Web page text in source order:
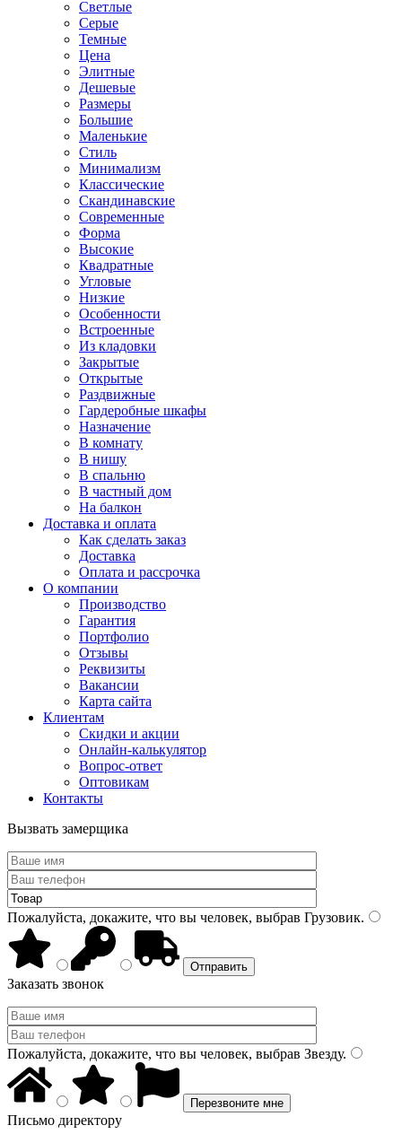
Светлые
Серые
Темные
Цена
Элитные
Дешевые
Размеры
Большие
Маленькие
Стиль
Минимализм
Классические
Скандинавские
Современные
Форма
Высокие
Квадратные
Угловые
Низкие
Особенности
Встроенные
Из кладовки
Закрытые
Открытые
Раздвижные
Гардеробные шкафы
Назначение
В комнату
В нишу
В спальню
В частный дом
На балкон
Доставка и оплата
Как сделать заказ
Доставка
Оплата и рассрочка
О компании
Производство
Гарантия
Портфолио
Отзывы
Реквизиты
Вакансии
Карта сайта
Клиентам
Скидки и акции
Онлайн-калькулятор
Вопрос-ответ
Оптовикам
Контакты
Вызвать замерщика
Пожалуйста, докажите, что вы человек, выбрав Грузовик.
Заказать звонок
Пожалуйста, докажите, что вы человек, выбрав Звезду.
Письмо директору